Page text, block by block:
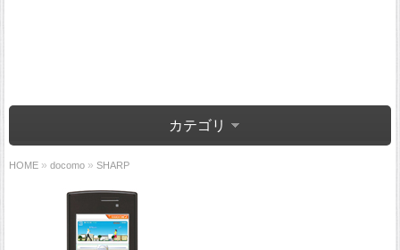
カテゴリ
HOME » docomo » SHARP